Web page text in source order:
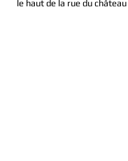
le haut de la rue du